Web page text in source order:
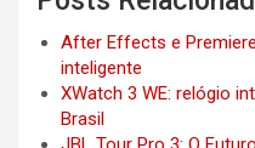
After Effects e
inteligente
XWatch 3 WE: relógio
Brasil